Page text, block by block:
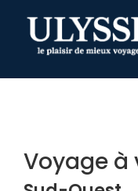
TEST
Voyage à